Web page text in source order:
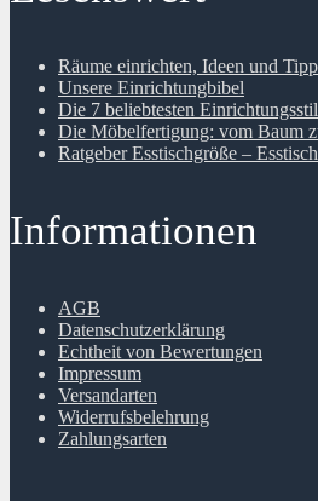
Räume einrichten, Ideen und
Unsere Einrichtungbibel
Die 7 beliebtesten
Die Möbelfertigung: vom Baum
Ratgeber Esstischgröße –
Informationen
AGB
Datenschutzerklärung
Echtheit von Bewertungen
Impressum
Versandarten
Widerrufsbelehrung
Zahlungsarten